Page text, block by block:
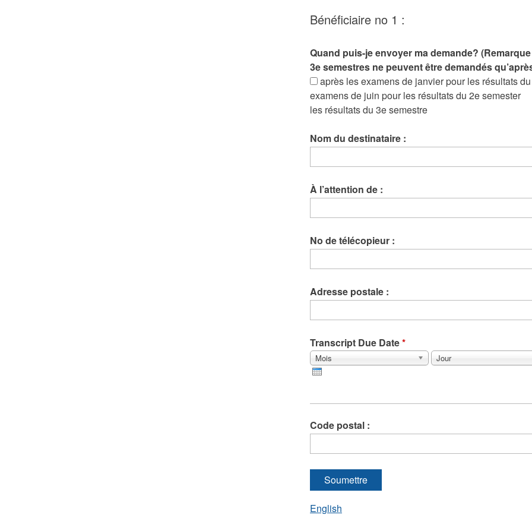
Bénéficiaire no 1 :
Quand puis-je envoyer ma demande?
3e semestres ne peuvent être demandés
après les examens de janvier pour les résultats
examens de juin pour les résultats du 2e semester
les résultats du 3e semestre
Nom du destinataire :
À l’attention de :
No de télécopieur :
Adresse postale :
Transcript Due Date*
Mois
Mois Jour
Jour
Code postal :
English